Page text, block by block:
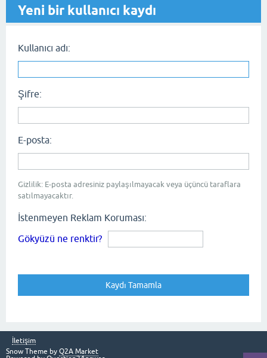
Yeni bir kullanıcı kaydı
Kullanıcı adı:
Şifre:
E-posta:
Gizlilik: E-posta adresiniz paylaşılmayacak veya üçüncü taraflara
satılmayacaktır.
İstenmeyen Reklam Koruması:
Gökyüzü ne renktir?
İletişim
Snow Theme by Q2A Market